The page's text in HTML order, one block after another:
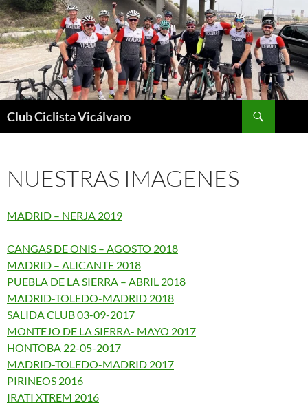
Saltar
al
contenido
Club Ciclista Vicálvaro
NUESTRAS IMAGENES
MADRID – NERJA 2019
CANGAS DE ONIS – AGOSTO 2018
MADRID – ALICANTE 2018
PUEBLA DE LA SIERRA – ABRIL 2018
MADRID-TOLEDO-MADRID 2018
SALIDA CLUB 03-09-2017
MONTEJO DE LA SIERRA- MAYO 2017
HONTOBA 22-05-2017
MADRID-TOLEDO-MADRID 2017
PIRINEOS 2016
IRATI XTREM 2016